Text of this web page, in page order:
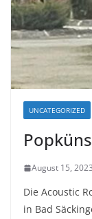
UNCATEGORIZED
August 15, 2023
Die Acoustic
in Bad